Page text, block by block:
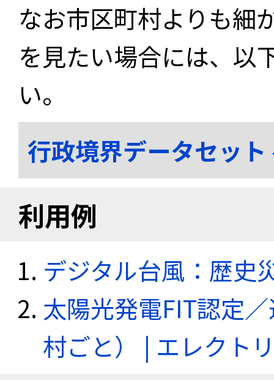
なお市区町村よりも細
を見たい場合には、以
い。
行政境界データセッ
利用例
デジタル台風：歴史
太陽光発電FIT認定
村ごと） | エレクト